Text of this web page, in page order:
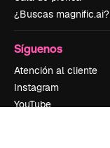
¿Buscas magnific.ai?
Síguenos
Atención al cliente
Instagram
YouTube